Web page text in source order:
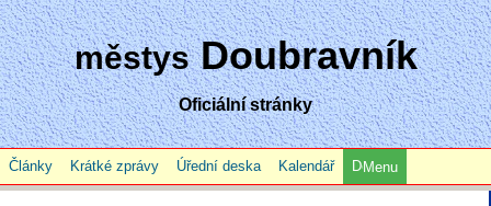
městysDoubravník
Oficiální stránky
Články Krátké zprávy Úřední deska Kalendář Menu